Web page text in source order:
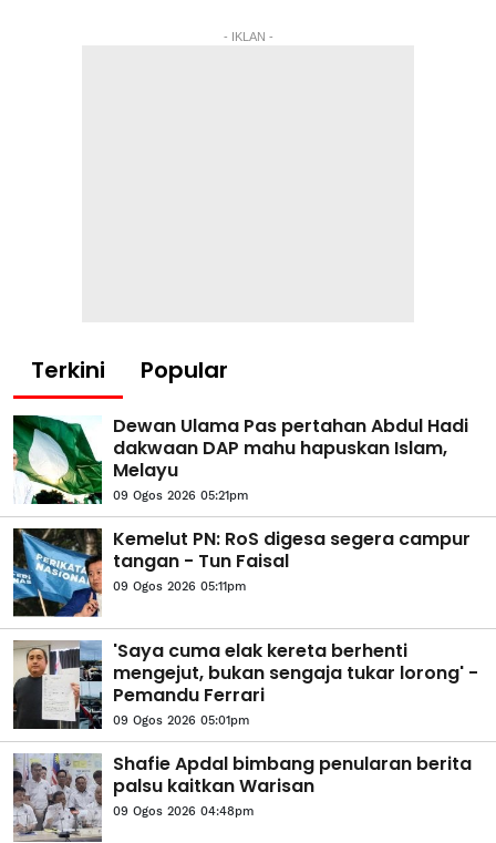
- IKLAN -
Terkini Popular
Dewan Ulama Pas pertahan Abdul Hadi
dakwaan DAP mahu hapuskan Islam,
Melayu
09 Ogos 2026 05:21pm
Kemelut PN: RoS digesa segera campur
tangan - Tun Faisal
09 Ogos 2026 05:11pm
'Saya cuma elak kereta berhenti
mengejut, bukan sengaja tukar lorong' -
Pemandu Ferrari
09 Ogos 2026 05:01pm
Shafie Apdal bimbang penularan berita
palsu kaitkan Warisan
09 Ogos 2026 04:48pm